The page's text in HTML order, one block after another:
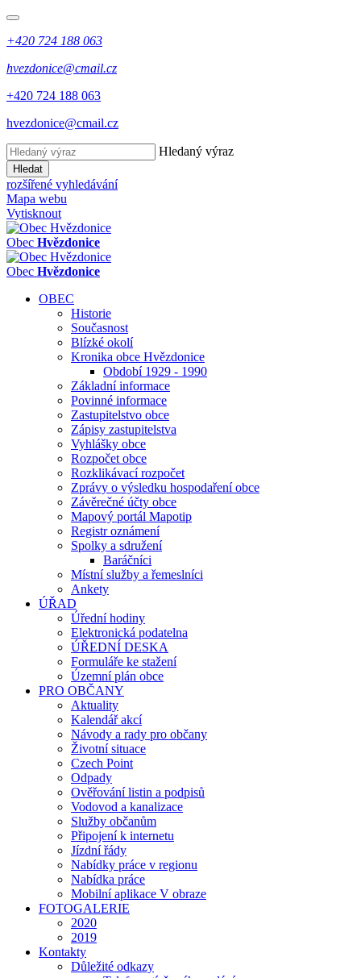
+420 724 188 063
hvezdonice@cmail.cz
+420 724 188 063
hvezdonice@cmail.cz
Hledaný výraz
Hledat
rozšířené vyhledávání
Mapa webu
Vytisknout
Obec Hvězdonice
Obec Hvězdonice
OBEC
Historie
Současnost
Blízké okolí
Kronika obce Hvězdonice
Období 1929 - 1990
Základní informace
Povinné informace
Zastupitelstvo obce
Zápisy zastupitelstva
Vyhlášky obce
Rozpočet obce
Rozklikávací rozpočet
Zprávy o výsledku hospodaření obce
Závěrečné účty obce
Mapový portál Mapotip
Registr oznámení
Spolky a sdružení
Baráčníci
Místní služby a řemeslníci
Ankety
ÚŘAD
Úřední hodiny
Elektronická podatelna
ÚŘEDNÍ DESKA
Formuláře ke stažení
Územní plán obce
PRO OBČANY
Aktuality
Kalendář akcí
Návody a rady pro občany
Životní situace
Czech Point
Odpady
Ověřování listin a podpisů
Vodovod a kanalizace
Služby občanům
Připojení k internetu
Jízdní řády
Nabídky práce v regionu
Nabídka práce
Mobilní aplikace V obraze
FOTOGALERIE
2020
2019
Kontakty
Důležité odkazy